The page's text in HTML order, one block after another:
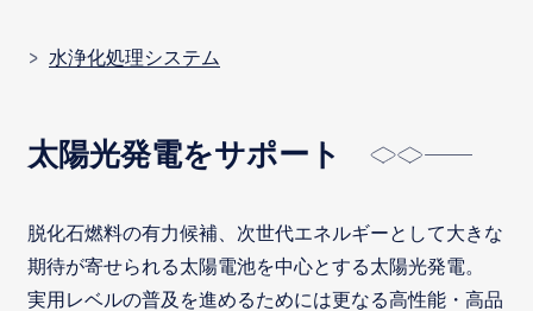
水浄化処理システム
太陽光発電をサポート
脱化石燃料の有力候補、次世代エネルギーとして大きな
期待が寄せられる太陽電池を中心とする太陽光発電。
実用レベルの普及を進めるためには更なる高性能・高品